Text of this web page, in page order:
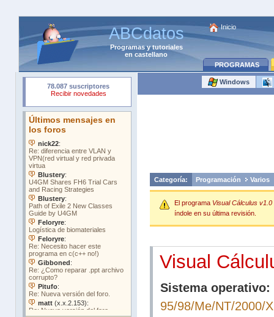
ABCdatos
Programasytutoriales
en castellano
Inicio
PROGRAMAS
Windows
Categoría: Programación Varios
El programa Visual Cálculus v1.0
índole en su última revisión.
Visual
Sistema operativo:
95/98/Me/NT/2000/